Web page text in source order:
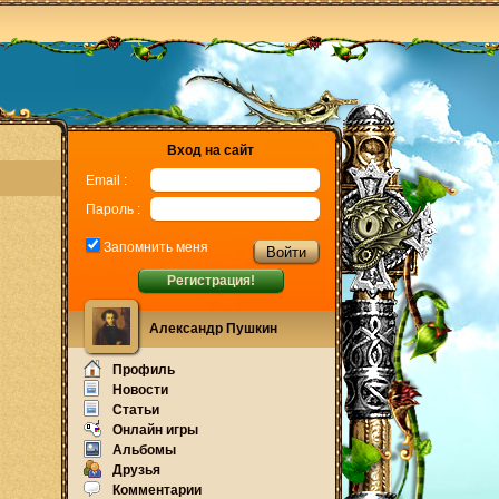
Вход на сайт
Email :
Пароль :
Запомнить меня
Регистрация!
Александр Пушкин
Профиль
Новости
Статьи
Онлайн игры
Альбомы
Друзья
Комментарии